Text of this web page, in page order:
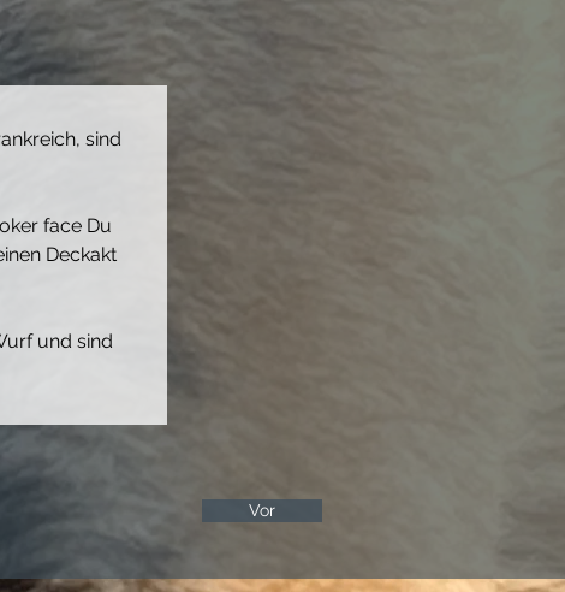
sind
face Du
Deckakt
und sind
Vor